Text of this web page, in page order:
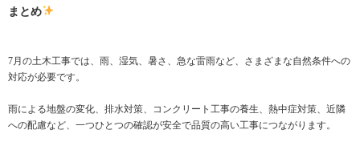
まとめ
7月の土木工事では、雨、湿気、暑さ、急な雷雨など、さまざまな自然条件への
対応が必要です。
雨による地盤の変化、排水対策、コンクリート工事の養生、熱中症対策、近隣
への配慮など、一つひとつの確認が安全で品質の高い工事につながります。